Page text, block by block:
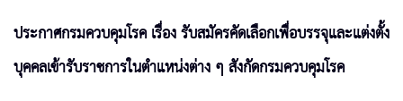
ประกาศกรมควบคุมโรค เรื่อง รับสมัครคัดเลือกเพื่อบรรจุและแต่งตั้ง
บุคคลเข้ารับราชการในตำแหน่งต่าง ๆ สังกัดกรมควบคุมโรค